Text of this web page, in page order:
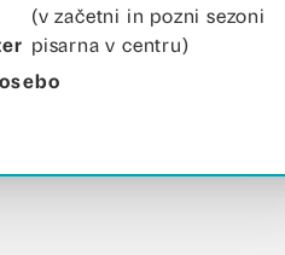
(v začetni in pozni sezoni
pisarna v centru)